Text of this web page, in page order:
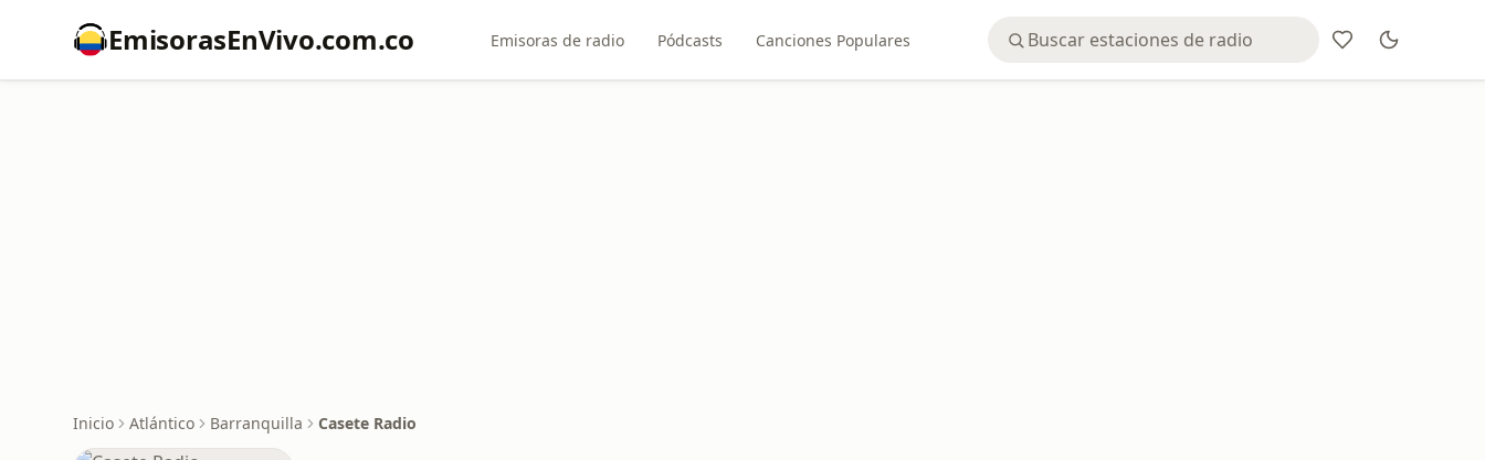
EmisorasEnVivo.com.co Emisoras de radio Pódcasts Canciones Populares
Inicio Atlántico Barranquilla Casete Radio